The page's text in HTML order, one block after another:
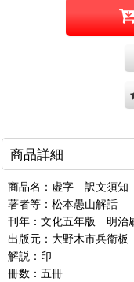
商品詳細
商品名：虚字 訳文須知
著者等：松本愚山解話
刊年：文化五年版 明治
出版元：大野木市兵衛板
解説：印
冊数：五冊